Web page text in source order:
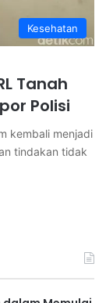
Kesehatan
Tanah
Polisi
kembali menjadi
tindakan tidak